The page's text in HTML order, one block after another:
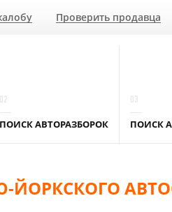
Проверить продавца
ПОИСК АВТОРАЗБОРОК ПОИСК
ЙОРКСКОГО